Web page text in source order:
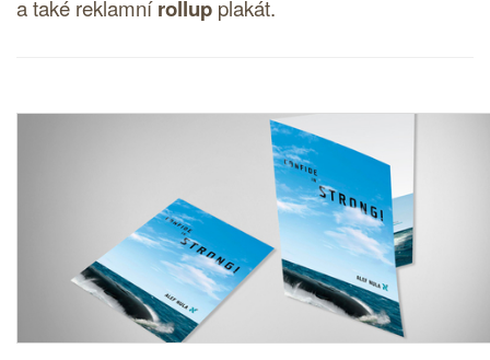
a také reklamnírollup plakát.